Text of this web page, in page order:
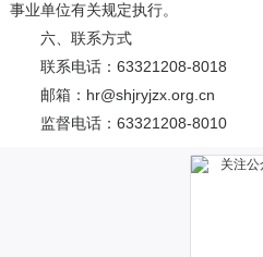
事业单位有关规定执行。
六、联系方式
联系电话：63321208-8018
邮箱：hr@shjryjzx.org.cn
监督电话：63321208-8010